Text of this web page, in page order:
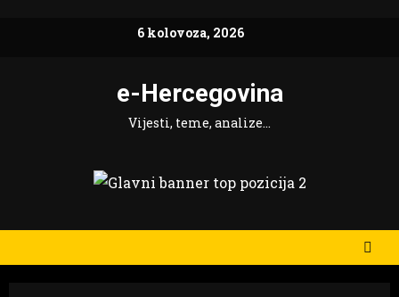
6 kolovoza, 2026
e-Hercegovina
Vijesti, teme, analize…